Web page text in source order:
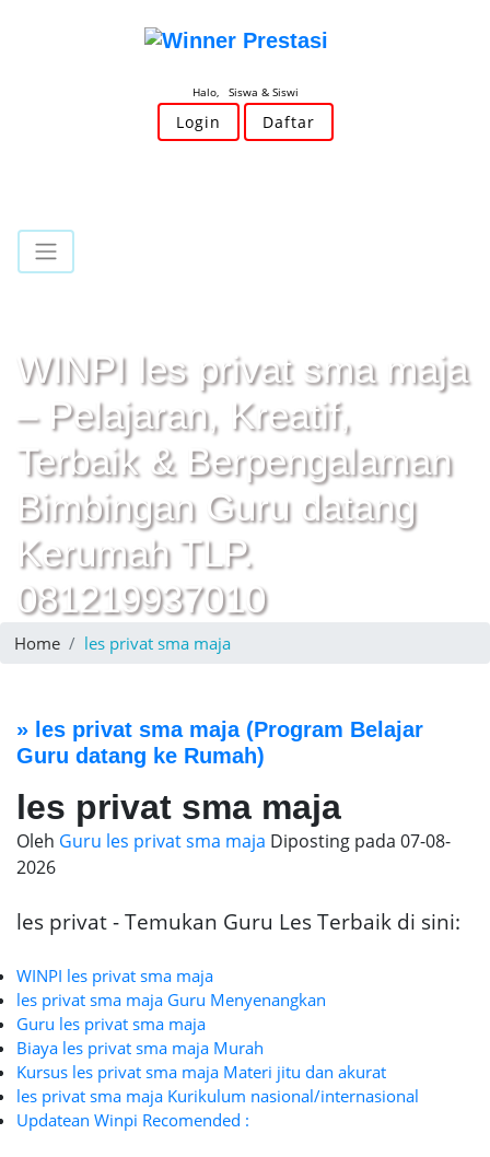
Halo, Siswa & Siswi
Login Daftar
WINPI les privat sma maja
– Pelajaran, Kreatif,
Terbaik & Berpengalaman
Bimbingan Guru datang
Kerumah TLP.
081219937010
Home les privat sma maja
» les privat sma maja(Program Belajar
Guru datang ke Rumah)
les privat sma maja
Oleh Guru les privat sma maja Diposting pada 07-08-
2026
les privat - Temukan Guru Les Terbaik di sini:
WINPI les privat sma maja
les privat sma maja Guru Menyenangkan
Guru les privat sma maja
Biaya les privat sma maja Murah
Kursus les privat sma maja Materi jitu dan akurat
les privat sma maja Kurikulum nasional/internasional
Updatean Winpi Recomended :